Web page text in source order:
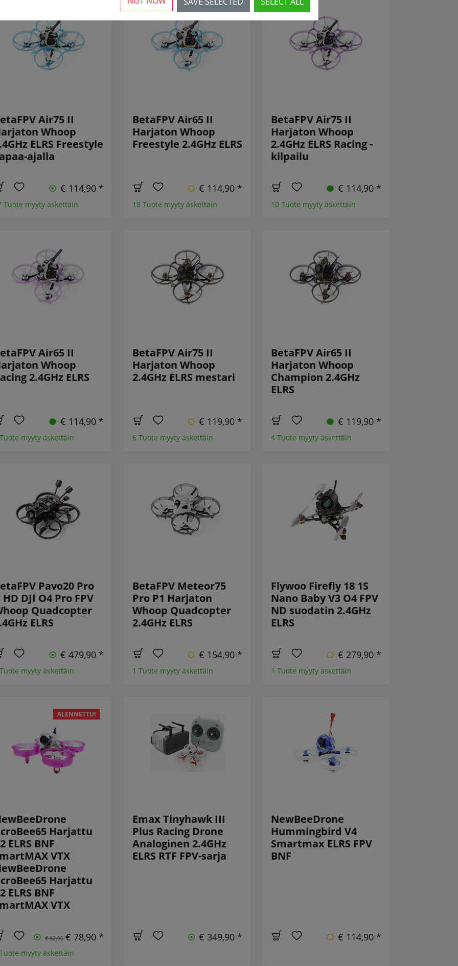
Air75 II
Whoop
ELRS Freestyle
ajalla
€ 114,90 *
Tuote myyty äskettäin
BetaFPV Air65 II
Harjaton Whoop
Freestyle 2.4GHz ELRS
€ 114,90 *
18 Tuote myyty äskettäin
BetaFPV Air75 II
Harjaton Whoop
2.4GHz ELRS Racing -
kilpailu
€ 114,90 *
10 Tuote myyty äskettäin
Air65 II
Whoop
2.4GHz ELRS
€ 114,90 *
myyty äskettäin
BetaFPV Air75 II
Harjaton Whoop
2.4GHz ELRS mestari
€ 119,90 *
6 Tuote myyty äskettäin
BetaFPV Air65 II
Harjaton Whoop
Champion 2.4GHz
ELRS
€ 119,90 *
4 Tuote myyty äskettäin
Pavo20 Pro
DJI O4 Pro FPV
Quadcopter
ELRS
€ 479,90 *
myyty äskettäin
BetaFPV Meteor75
Pro P1 Harjaton
Whoop Quadcopter
2.4GHz ELRS
€ 154,90 *
1 Tuote myyty äskettäin
Flywoo Firefly 18 1S
Nano Baby V3 O4 FPV
ND suodatin 2.4GHz
ELRS
€ 279,90 *
1 Tuote myyty äskettäin
ALENNETTU!
Harjattu
ELRS BNF
VTX
Harjattu
ELRS BNF
VTX
€ 82,90 € 78,90 *
myyty äskettäin
Emax Tinyhawk III
Plus Racing Drone
Analoginen 2.4GHz
ELRS RTF FPV-sarja
€ 349,90 *
NewBeeDrone
Hummingbird V4
Smartmax ELRS FPV
BNF
€ 114,90 *